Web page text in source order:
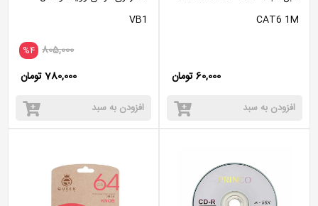
CAT6 1M
60,000 تومان
افزودن به سبد
VB1
%4 805,000
780,000 تومان
افزودن به سبد